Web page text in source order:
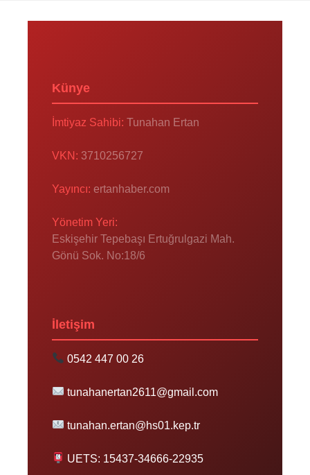
Künye
İmtiyaz Sahibi: Tunahan Ertan
VKN: 3710256727
Yayıncı: ertanhaber.com
Yönetim Yeri:
Eskişehir Tepebaşı Ertuğrulgazi Mah.
Gönü Sok. No:18/6
İletişim
0542 447 00 26
tunahanertan2611@gmail.com
tunahan.ertan@hs01.kep.tr
UETS: 15437-34666-22935